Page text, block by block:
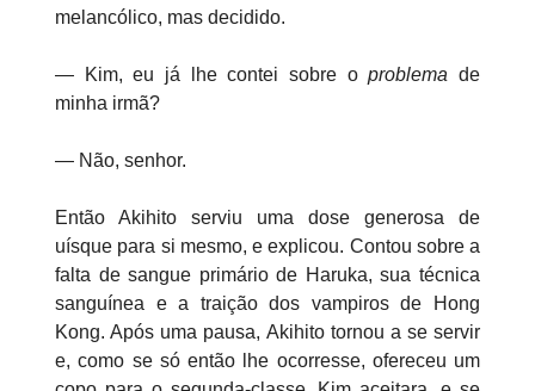
melancólico, mas decidido.
— Kim, eu já lhe contei sobre oproblema de
minha irmã?
— Não, senhor.
Então Akihito serviu uma dose generosa de
uísque para si mesmo, e explicou. Contou sobre a
falta de sangue primário de Haruka, sua técnica
sanguínea e a traição dos vampiros de Hong
Kong. Após uma pausa, Akihito tornou a se servir
e, como se só então lhe ocorresse, ofereceu um